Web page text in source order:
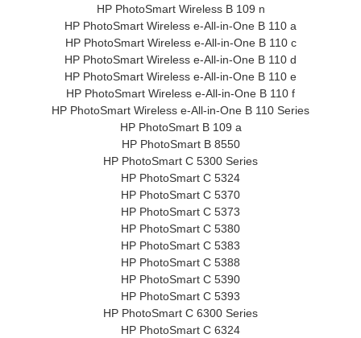
HP PhotoSmart Wireless B 109 n
HP PhotoSmart Wireless e-All-in-One B 110 a
HP PhotoSmart Wireless e-All-in-One B 110 c
HP PhotoSmart Wireless e-All-in-One B 110 d
HP PhotoSmart Wireless e-All-in-One B 110 e
HP PhotoSmart Wireless e-All-in-One B 110 f
HP PhotoSmart Wireless e-All-in-One B 110 Series
HP PhotoSmart B 109 a
HP PhotoSmart B 8550
HP PhotoSmart C 5300 Series
HP PhotoSmart C 5324
HP PhotoSmart C 5370
HP PhotoSmart C 5373
HP PhotoSmart C 5380
HP PhotoSmart C 5383
HP PhotoSmart C 5388
HP PhotoSmart C 5390
HP PhotoSmart C 5393
HP PhotoSmart C 6300 Series
HP PhotoSmart C 6324